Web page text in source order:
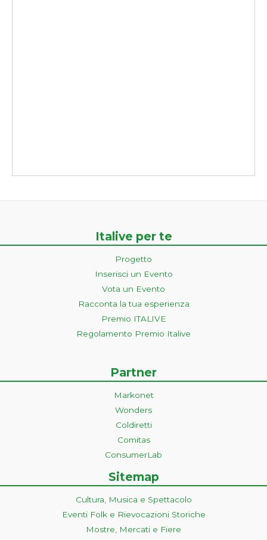
Italive per te
Progetto
Inserisci un Evento
Vota un Evento
Racconta la tua esperienza
Premio ITALIVE
Regolamento Premio Italive
Partner
Markonet
Wonders
Coldiretti
Comitas
ConsumerLab
Sitemap
Cultura, Musica e Spettacolo
Eventi Folk e Rievocazioni Storiche
Mostre, Mercati e Fiere